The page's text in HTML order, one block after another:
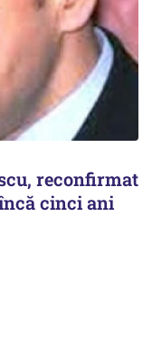
reconfirmat
cinci ani